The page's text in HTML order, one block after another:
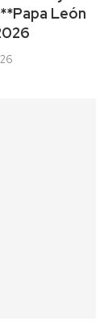
León